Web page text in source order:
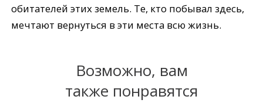
обитателей этих земель. Те, кто побывал здесь,
мечтают вернуться в эти места всю жизнь.
Возможно, вам
также понравятся